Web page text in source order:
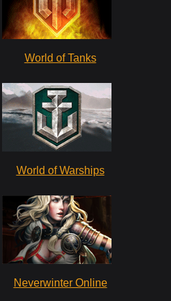
World of Tanks
World of Warships
Neverwinter Online